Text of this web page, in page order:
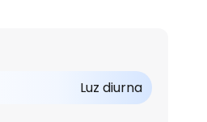
Luz diurna